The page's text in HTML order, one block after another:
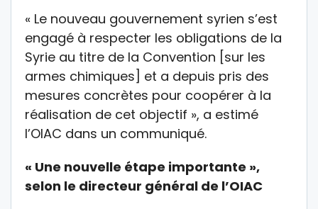
« Le nouveau gouvernement syrien s’est
engagé à respecter les obligations de la
Syrie au titre de la Convention [sur les
armes chimiques] et a depuis pris des
mesures concrètes pour coopérer à la
réalisation de cet objectif », a estimé
l’OIAC dans un communiqué.
« Une nouvelle étape importante »,
selon le directeur général de l’OIAC